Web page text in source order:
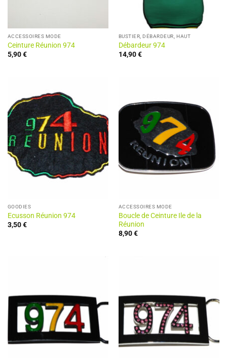
ACCESSOIRES MODE
Ceinture Réunion 974
5,90€
BUSTIER, DÉBARDEUR, HAUT
Débardeur 974
14,90€
GOODIES
Ecusson Réunion 974
3,50€
ACCESSOIRES MODE
Boucle de Ceinture Ile de la
Réunion
8,90€